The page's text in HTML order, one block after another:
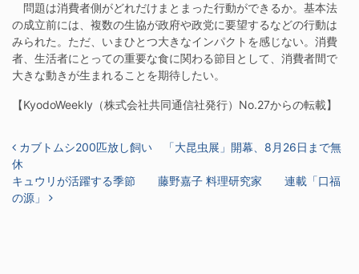
問題は消費者側がどれだけまとまった行動ができるか。基本法
の成立前には、複数の生協が政府や政党に要望するなどの行動は
みられた。ただ、いまひとつ大きなインパクトを感じない。消費
者、生活者にとっての重要な食に関わる節目として、消費者間で
大きな動きが生まれることを期待したい。
【KyodoWeekly（株式会社共同通信社発行）No.27からの転載】
投稿ナビゲーション
カブトムシ200匹放し飼い 「大昆虫展」開幕、8月26日まで無
休
キュウリが活躍する季節 藤野嘉子 料理研究家 連載「口福
の源」